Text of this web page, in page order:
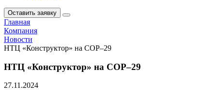
Оставить заявку
Главная
Компания
Новости
НТЦ «Конструктор» на СОР–29
НТЦ «Конструктор» на СОР–29
27.11.2024